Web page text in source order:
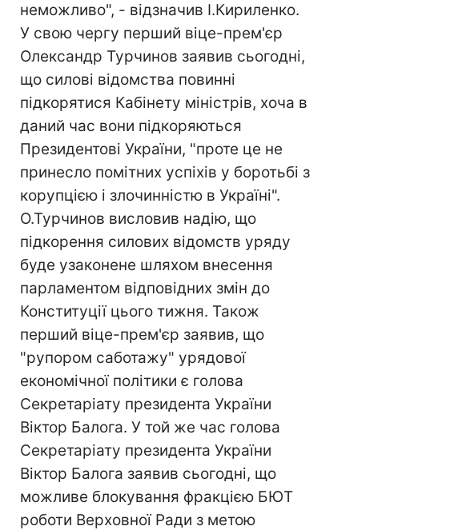
неможливо", - відзначив І.Кириленко.
У свою чергу перший віце-прем'єр
Олександр Турчинов заявив сьогодні,
що силові відомства повинні
підкорятися Кабінету міністрів, хоча в
даний час вони підкоряються
Президентові України, "проте це не
принесло помітних успіхів у боротьбі з
корупцією і злочинністю в Україні".
О.Турчинов висловив надію, що
підкорення силових відомств уряду
буде узаконене шляхом внесення
парламентом відповідних змін до
Конституції цього тижня. Також
перший віце-прем'єр заявив, що
"рупором саботажу" урядової
економічної політики є голова
Секретаріату президента України
Віктор Балога. У той же час голова
Секретаріату президента України
Віктор Балога заявив сьогодні, що
можливе блокування фракцією БЮТ
роботи Верховної Ради з метою